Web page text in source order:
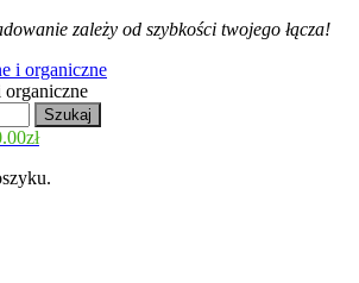
zależy od szybkości twojego łącza!
zł